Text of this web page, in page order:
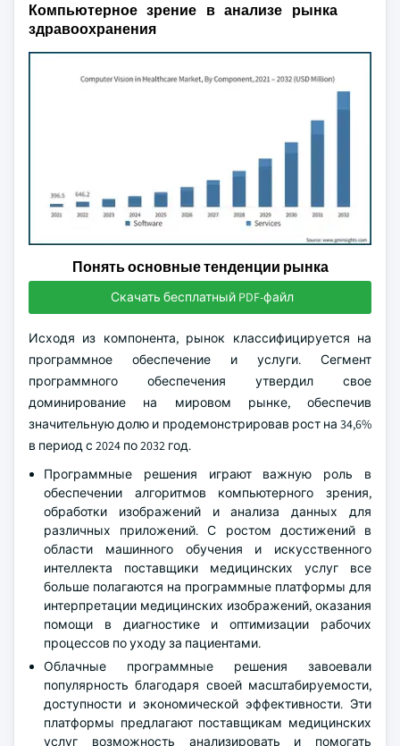
Компьютерное зрение в анализе рынка
здравоохранения
Понять основные тенденции рынка
Скачать бесплатный PDF-файл
Исходя из компонента, рынок классифицируется на
программное обеспечение и услуги. Сегмент
программного обеспечения утвердил свое
доминирование на мировом рынке, обеспечив
значительную долю и продемонстрировав рост на 34,6%
в период с 2024 по 2032 год.
Программные решения играют важную роль в
обеспечении алгоритмов компьютерного зрения,
обработки изображений и анализа данных для
различных приложений. С ростом достижений в
области машинного обучения и искусственного
интеллекта поставщики медицинских услуг все
больше полагаются на программные платформы для
интерпретации медицинских изображений, оказания
помощи в диагностике и оптимизации рабочих
процессов по уходу за пациентами.
Облачные программные решения завоевали
популярность благодаря своей масштабируемости,
доступности и экономической эффективности. Эти
платформы предлагают поставщикам медицинских
услуг возможность анализировать и помогать